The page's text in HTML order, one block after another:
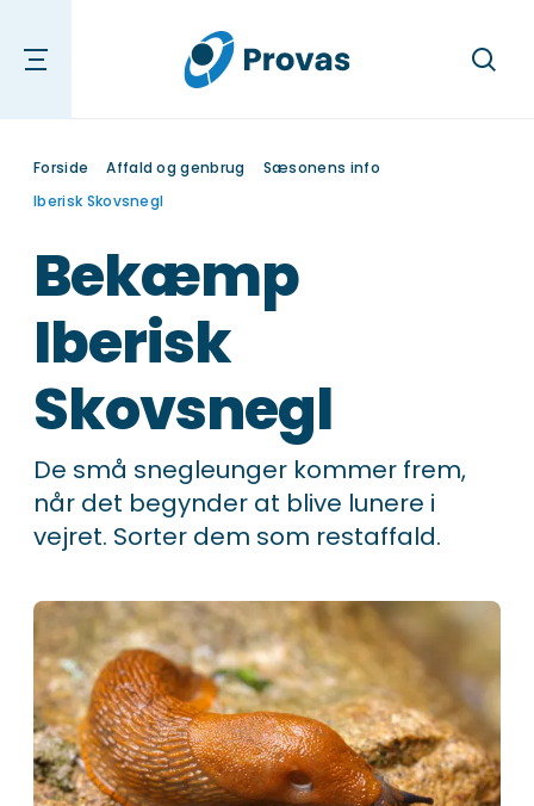
Søg
Forside Affald og genbrug
Sæsonens info
Iberisk Skovsnegl
Bekæmp
Iberisk
Skovsnegl
De små snegleunger kommer frem,
når det begynder at blive lunere i
vejret. Sorter dem som restaffald.